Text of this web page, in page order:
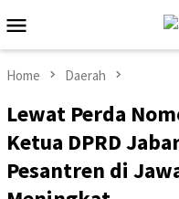
to
contentMenu
Home Daerah
Lewat Perda
Ketua DPRD
Pesantren di